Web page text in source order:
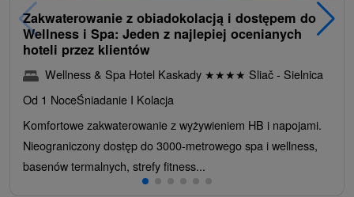
Zakwaterowanie z obiadokolacją i dostępem do
Wellness i Spa: Jeden z najlepiej ocenianych
hoteli przez klientów
Wellness & Spa Hotel Kaskady ★★★★ Sliač - Sielnica
Od 1 NoceŚniadanie I Kolacja
Komfortowe zakwaterowanie z wyżywieniem HB i napojami.
Nieograniczony dostęp do 3000-metrowego spa i wellness,
basenów termalnych, strefy fitness...